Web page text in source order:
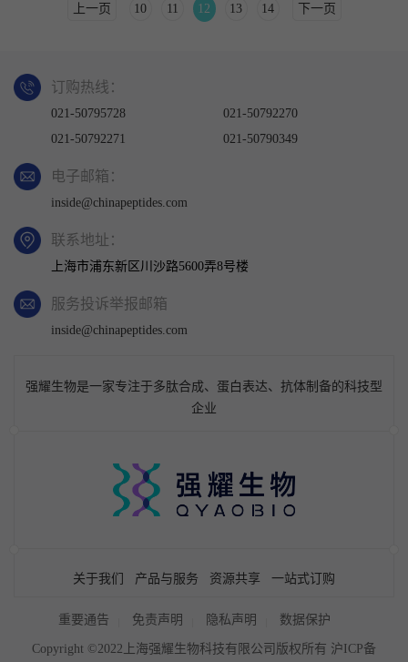
上一页 10 11 12 13 14 下一页
订购热线：
021-50795728
021-50792270
021-50792271
021-50790349
电子邮箱：
inside@chinapeptides.com
联系地址：
上海市浦东新区川沙路5600弄8号楼
服务投诉举报邮箱
inside@chinapeptides.com
强耀生物是一家专注于多肽合成、蛋白表达、抗体制备的科技型
企业
关于我们 产品与服务 资源共享 一站式订购
重要通告 免责声明 隐私声明 数据保护
Copyright ©2022上海强耀生物科技有限公司版权所有 沪ICP备